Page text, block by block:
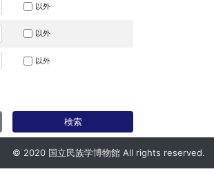
以外
以外
以外
検索
© 2020 国立民族学博物館 All rights reserved.